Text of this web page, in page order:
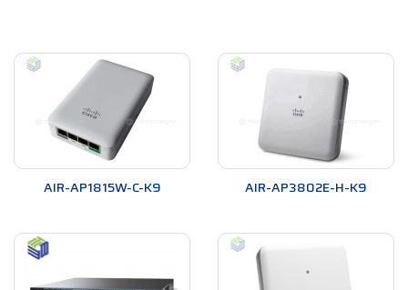
AIR-AP1815W-C-K9 AIR-AP3802E-H-K9